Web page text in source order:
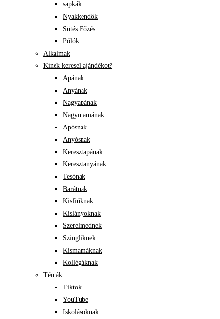
sapkák
Nyakkendők
Sütés Főzés
Pólók
Alkalmak
Kinek keresel ajándékot?
Apának
Anyának
Nagyapának
Nagymamának
Apósnak
Anyósnak
Keresztapának
Keresztanyának
Tesónak
Barátnak
Kisfiúknak
Kislányoknak
Szerelmednek
Szingliknek
Kismamáknak
Kollégáknak
Témák
Tiktok
YouTube
Iskolásoknak